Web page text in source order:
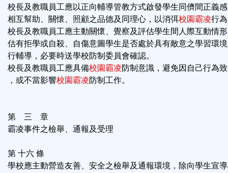
校長及教職員工應以正向輔導管教方式啟發學生同儕間正義
相互幫助、關懷、照顧之品德及同理心，以消弭校園霸凌行
校長及教職員工應主動關懷、覺察及評估學生間人際互動情
估有拒學或自殺、自傷意圖學生是否處於具有敵意之學習環
行輔導，必要時送學校防制委員會確認。
校長及教職員工應具備校園霸凌防制意識，避免因自己行為
，或不當影響校園霸凌防制工作。
第 三 章
霸凌事件之檢舉、通報及受理
第 十六 條
學校應主動營造友善、安全之檢舉及通報環境，除向學生宣